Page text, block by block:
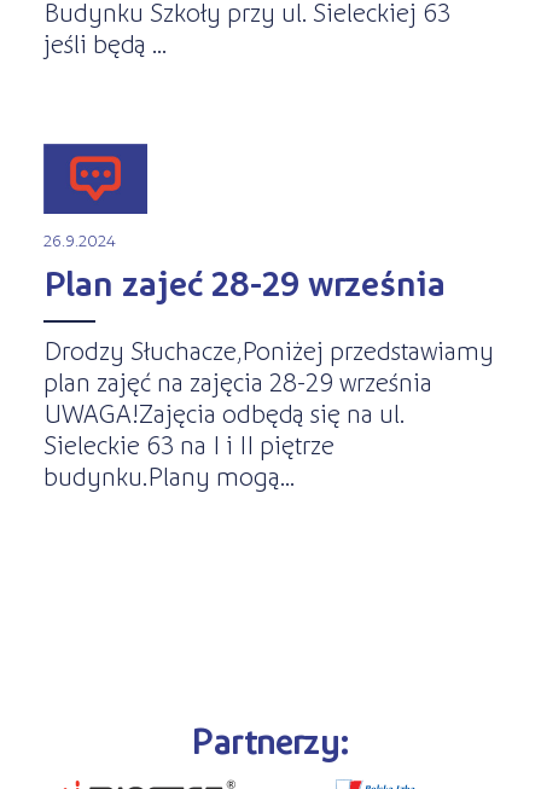
Budynku Szkoły przy ul. Sieleckiej 63
jeśli będą ...
26.9.2024
Plan zajeć 28-29 września
Drodzy Słuchacze,Poniżej przedstawiamy
plan zajęć na zajęcia 28-29 września
UWAGA!Zajęcia odbędą się na ul.
Sieleckie 63 na I i II piętrze
budynku.Plany mogą...
Partnerzy: